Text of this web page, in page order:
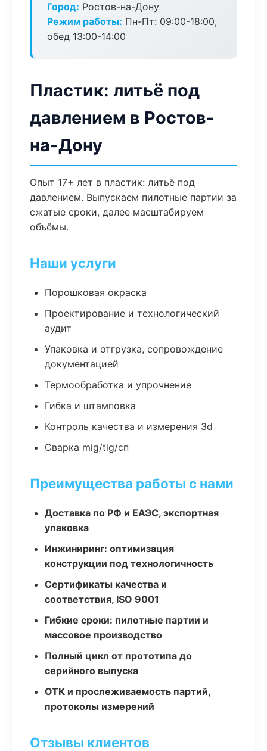
Город: Ростов-на-Дону
Режим работы: Пн-Пт: 09:00-18:00,
обед 13:00-14:00
Пластик: литьё под
давлением в Ростов-
на-Дону
Опыт 17+ лет в пластик: литьё под
давлением. Выпускаем пилотные партии за
сжатые сроки, далее масштабируем
объёмы.
Наши услуги
Порошковая окраска
Проектирование и технологический
аудит
Упаковка и отгрузка, сопровождение
документацией
Термообработка и упрочнение
Гибка и штамповка
Контроль качества и измерения 3d
Сварка mig/tig/сп
Преимущества работы с нами
Доставка по РФ и ЕАЭС, экспортная
упаковка
Инжиниринг: оптимизация
конструкции под технологичность
Сертификаты качества и
соответствия, ISO 9001
Гибкие сроки: пилотные партии и
массовое производство
Полный цикл от прототипа до
серийного выпуска
ОТК и прослеживаемость партий,
протоколы измерений
Отзывы клиентов